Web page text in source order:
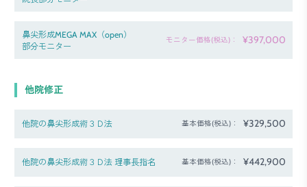
鼻尖形成MEGA MAX（open）
部分モニター
モニター価格(税込)： ¥397,000
他院修正
他院の鼻尖形成術３Ｄ法 基本価格(税込)： ¥329,500
他院の鼻尖形成術３Ｄ法 理事長指名 基本価格(税込)： ¥442,900